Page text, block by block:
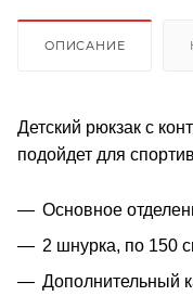
ОПИСАНИЕ
Детский рюкзак с
подойдет для
Основное
2 шнурка, по 150
Дополнительный